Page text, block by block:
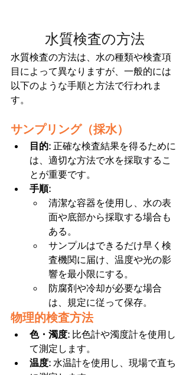
水質検査の方法
水質検査の方法は、水の種類や検査項
目によって異なりますが、一般的には
以下のような手順と方法で行われま
す。
サンプリング（採水）
目的: 正確な検査結果を得るために
は、適切な方法で水を採取するこ
とが重要です。
手順:
清潔な容器を使用し、水の表
面や底部から採取する場合も
ある。
サンプルはできるだけ早く検
査機関に届け、温度や光の影
響を最小限にする。
防腐剤や冷却が必要な場合
は、規定に従って保存。
物理的検査方法
色・濁度: 比色計や濁度計を使用し
て測定します。
温度: 水温計を使用し、現場で直ち